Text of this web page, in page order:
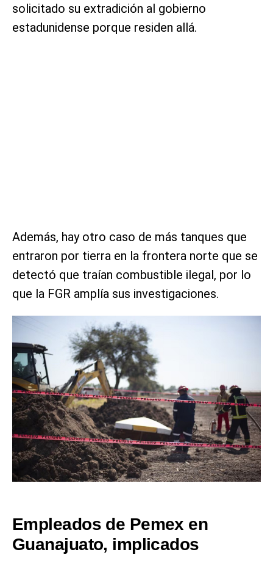
solicitado su extradición al gobierno
estadunidense porque residen allá.
Además, hay otro caso de más tanques que
entraron por tierra en la frontera norte que se
detectó que traían combustible ilegal, por lo
que la FGR amplía sus investigaciones.
Empleados de Pemex en
Guanajuato, implicados